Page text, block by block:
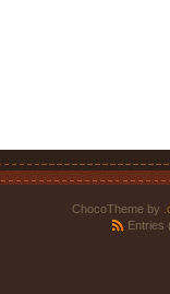
ChocoTheme by
Entries